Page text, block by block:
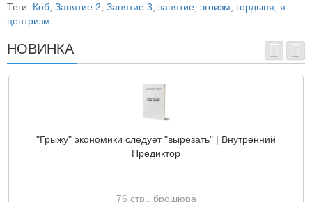
Теги: Коб Занятие 2 Занятие 3 занятие эгоизм гордыня я-
центризм
НОВИНКА
"Грыжу" экономики следует "вырезать" | Внутренний
Предиктор
76 стр., брошюра